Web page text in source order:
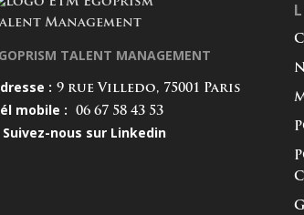
TALENT MANAGEMENT
: 9 rue Villedo, 75001 Paris
mobile : 06 67 58 43 53
Suivez-nous sur Linkedin